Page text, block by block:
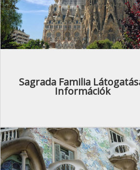
Sagrada Familia
Információk